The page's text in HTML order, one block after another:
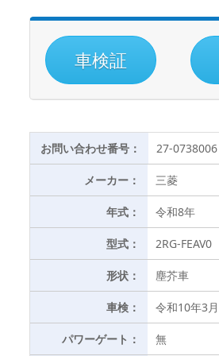
車検証
お問い合わせ番号： 27-0738006
メーカー： 三菱
年式： 令和8年
型式： 2RG-FEAV0
形状： 塵芥車
車検： 令和10年3月
パワーゲート： 無